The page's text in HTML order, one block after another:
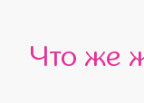
Что же